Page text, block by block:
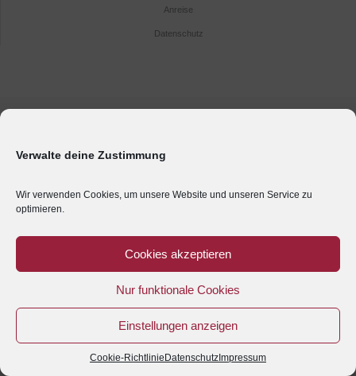
Verwalte deine Zustimmung
Wir verwenden Cookies, um unsere Website und unseren Service zu
optimieren.
Cookies akzeptieren
Nur funktionale Cookies
Einstellungen anzeigen
Cookie-Richtlinie Datenschutz Impressum
Anreise
Datenschutz